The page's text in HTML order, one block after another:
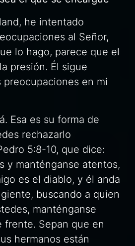
he intentado
al Señor,
lo hago, parece que el
presión. Él sigue
preocupaciones en mi
Esa es su forma de
rechazarlo
5:8-10, que dice:
y manténganse atentos,
es el diablo, y él anda
buscando a quien
manténganse
frente. Sepan que en
hermanos están